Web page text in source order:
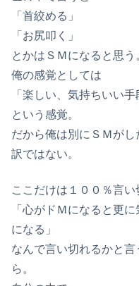
「首絞める」
「お尻叩く」
とかはＳＭになると思う
俺の感覚としては
「楽しい、気持ちいい
という感覚。
だから俺は別にＳＭが
訳ではない。
ここだけは１００％言
「心がドＭになると更
になる」
なんで言い切れるかと
ら。